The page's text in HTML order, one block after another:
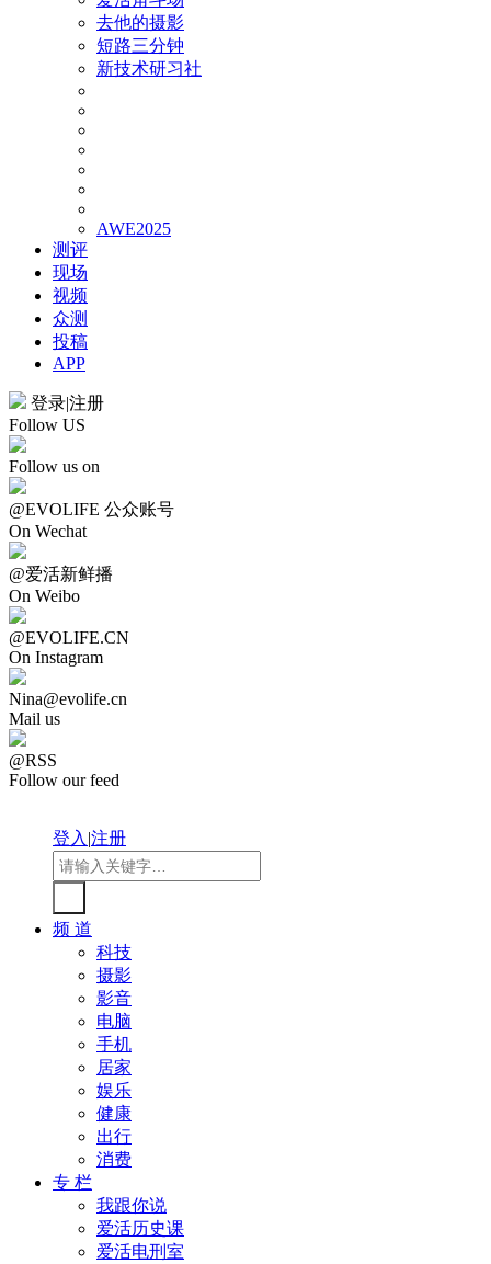
去他的摄影
短路三分钟
新技术研习社
AWE2025
测评
现场
视频
众测
投稿
APP
登录|注册
Follow US
Follow us on
@EVOLIFE 公众账号
On Wechat
@爱活新鲜播
On Weibo
@EVOLIFE.CN
On Instagram
Nina@evolife.cn
Mail us
@RSS
Follow our feed
登入|注册
频 道
科技
摄影
影音
电脑
手机
居家
娱乐
健康
出行
消费
专 栏
我跟你说
爱活历史课
爱活电刑室